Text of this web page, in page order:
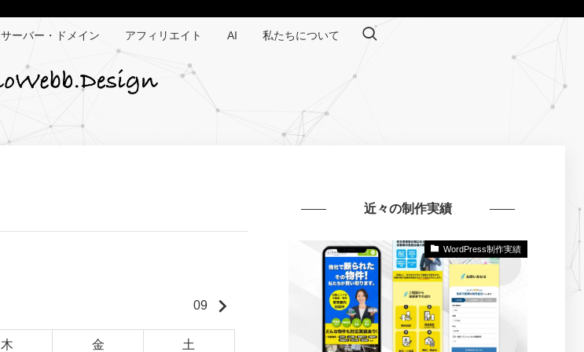
サーバー・ドメイン アフィリエイト AI 私たちについて
09 keyboard_arrow_right
木 金 土
近々の制作実績
WordPress制作実績